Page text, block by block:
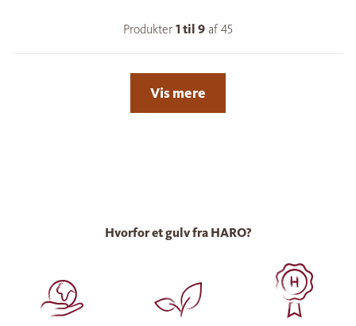
Produkter 1 til 9 af45
Vis mere
Hvorfor et gulv fra HARO?